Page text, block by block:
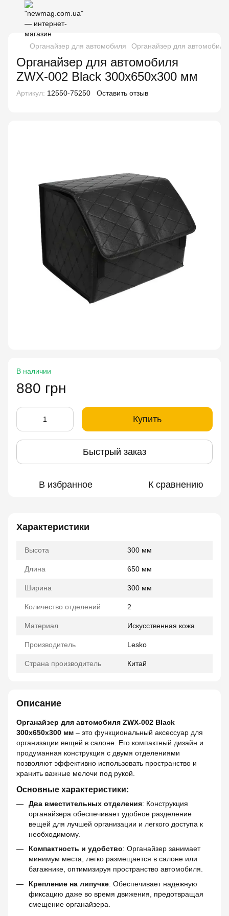
Органайзер для автомобиля Органайзер для
Органайзер для автомобиля
ZWX-002 Black 300х650х300 мм
Артикул: 12550-75250 Оставить отзыв
В наличии
880 грн
Купить
Быстрый заказ
В избранное К сравнению
Характеристики
Высота 300 мм
Длина 650 мм
Ширина 300 мм
Количество отделений 2
Материал Искусственная кожа
Производитель Lesko
Страна производитель Китай
Описание
Органайзер для автомобиля ZWX-002 Black
300х650х300 мм – это функциональный аксессуар для
организации вещей в салоне. Его компактный дизайн и
продуманная конструкция с двумя отделениями
позволяют эффективно использовать пространство и
хранить важные мелочи под рукой.
Основные характеристики:
Два вместительных отделения: Конструкция
органайзера обеспечивает удобное разделение
вещей для лучшей организации и легкого доступа к
необходимому.
Компактность и удобство: Органайзер занимает
минимум места, легко размещается в салоне или
багажнике, оптимизируя пространство автомобиля.
Крепление на липучке: Обеспечивает надежную
фиксацию даже во время движения, предотвращая
смещение органайзера.